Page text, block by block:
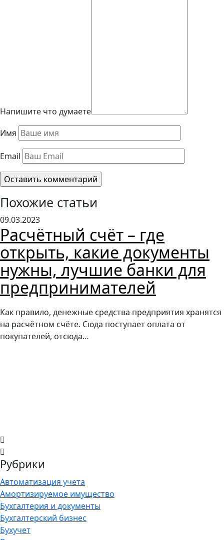
Напишите что думаете
Имя
Email
Похожие статьи
09.03.2023
Расчётный счёт – где
открыть, какие документы
нужны, лучшие банки для
предпринимателей
Как правило, денежные средства предприятия хранятся
на расчётном счёте. Сюда поступает оплата от
покупателей, отсюда…
Рубрики
Автоматизация учета
Амортизируемое имущество
Бухгалтерия и документы
Бухгалтерский бизнес
Бухучет